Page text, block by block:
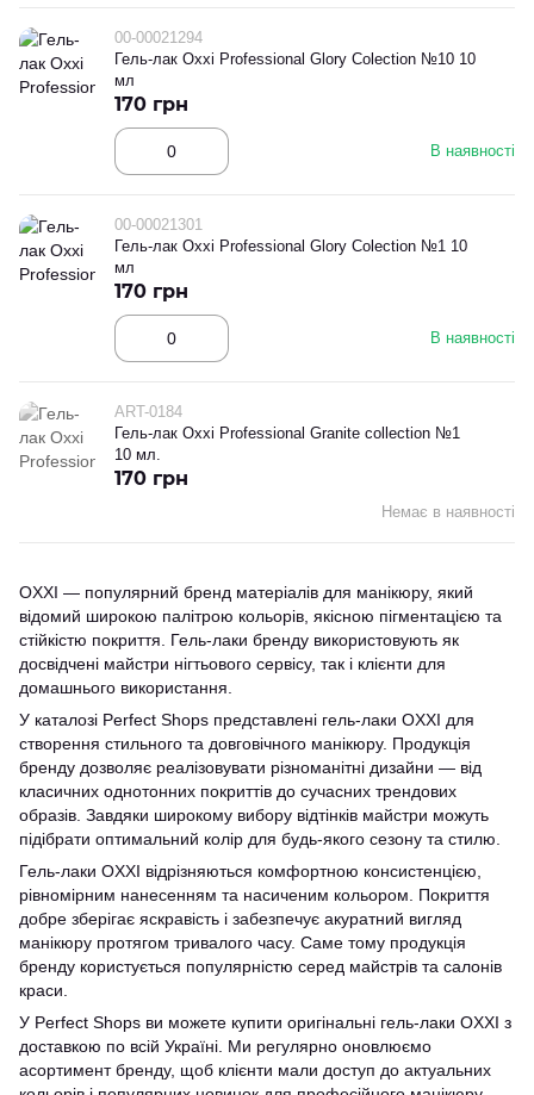
00-00021294
Гель-лак Oxxi Professional Glory Colection №10 10
мл
В наявності
170 грн
00-00021301
Гель-лак Oxxi Professional Glory Colection №1 10
мл
В наявності
170 грн
ART-0184
Гель-лак Oxxi Professional Granite collection №1
10 мл.
Немає в наявності
170 грн
OXXI — популярний бренд матеріалів для манікюру, який
відомий широкою палітрою кольорів, якісною пігментацією та
стійкістю покриття. Гель-лаки бренду використовують як
досвідчені майстри нігтьового сервісу, так і клієнти для
домашнього використання.
У каталозі Perfect Shops представлені гель-лаки OXXI для
створення стильного та довговічного манікюру. Продукція
бренду дозволяє реалізовувати різноманітні дизайни — від
класичних однотонних покриттів до сучасних трендових
образів. Завдяки широкому вибору відтінків майстри можуть
підібрати оптимальний колір для будь-якого сезону та стилю.
Гель-лаки OXXI відрізняються комфортною консистенцією,
рівномірним нанесенням та насиченим кольором. Покриття
добре зберігає яскравість і забезпечує акуратний вигляд
манікюру протягом тривалого часу. Саме тому продукція
бренду користується популярністю серед майстрів та салонів
краси.
У Perfect Shops ви можете купити оригінальні гель-лаки OXXI з
доставкою по всій Україні. Ми регулярно оновлюємо
асортимент бренду, щоб клієнти мали доступ до актуальних